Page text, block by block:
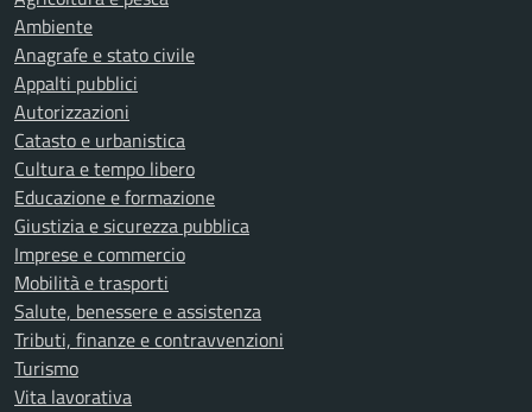
Ambiente
Anagrafe e stato civile
Appalti pubblici
Autorizzazioni
Catasto e urbanistica
Cultura e tempo libero
Educazione e formazione
Giustizia e sicurezza pubblica
Imprese e commercio
Mobilità e trasporti
Salute, benessere e assistenza
Tributi, finanze e contravvenzioni
Turismo
Vita lavorativa